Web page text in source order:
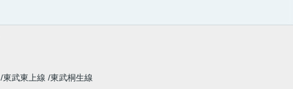
東武東上線 東武桐生線